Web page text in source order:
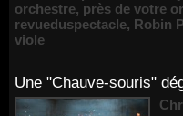
orchestre, près de votre
revueduspectacle, Robin
viole
Une "Chauve-souris"